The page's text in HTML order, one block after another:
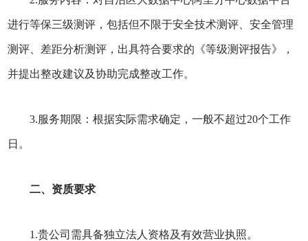
进行等保三级测评，包括但不限于安全技术测评、安全管理
测评、差距分析测评，出具符合要求的《等级测评报告》，
并提出整改建议及协助完成整改工作。
3.服务期限：根据实际需求确定，一般不超过20个工作
日。
二、资质要求
1.贵公司需具备独立法人资格及有效营业执照。